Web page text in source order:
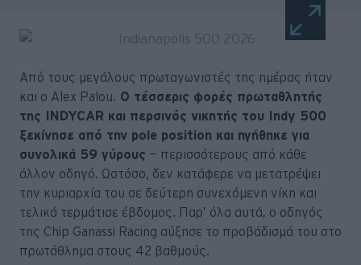
Από τους μεγάλους πρωταγωνιστές της ημέρας ήταν
και ο Alex Palou. Ο τέσσερις φορές πρωταθλητής
της INDYCAR και περσινός νικητής του Indy 500
ξεκίνησε από την pole position και ηγήθηκε για
συνολικά 59 γύρους — περισσότερους από κάθε
άλλον οδηγό. Ωστόσο, δεν κατάφερε να μετατρέψει
την κυριαρχία του σε δεύτερη συνεχόμενη νίκη και
τελικά τερμάτισε έβδομος. Παρ’ όλα αυτά, ο οδηγός
της Chip Ganassi Racing αύξησε το προβάδισμά του στο
πρωτάθλημα στους 42 βαθμούς.